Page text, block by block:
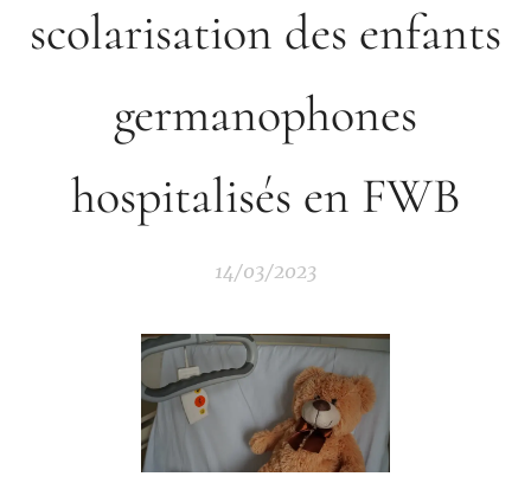
scolarisation des enfants
germanophones
hospitalisés en FWB
14/03/2023